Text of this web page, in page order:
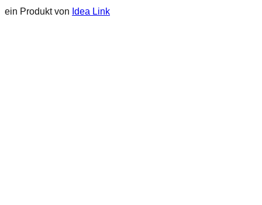
ein Produkt von Idea Link